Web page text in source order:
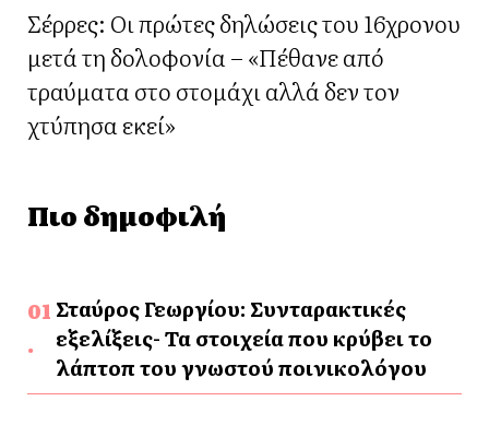
Σέρρες: Οι πρώτες δηλώσεις του 16χρονου
μετά τη δολοφονία – «Πέθανε από
τραύματα στο στομάχι αλλά δεν τον
χτύπησα εκεί»
Πιο δημοφιλή
Σταύρος Γεωργίου: Συνταρακτικές
εξελίξεις- Τα στοιχεία που κρύβει το
λάπτοπ του γνωστού ποινικολόγου